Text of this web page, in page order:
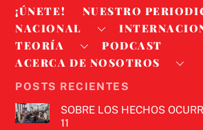
¡ÚNETE!
NUESTRO
NACIONAL
TEORÍA
PODCAST
ACERCA DE NOSOTROS
POSTS RECIENTES
SOBRE LOS HECHOS
11